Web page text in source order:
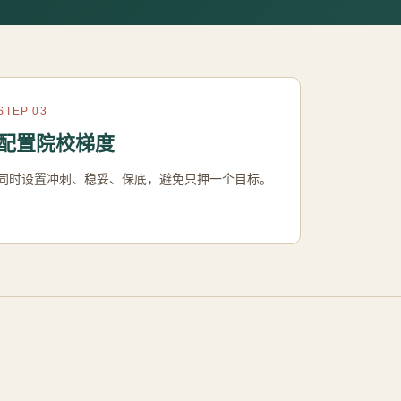
03
置院校梯度
时设置冲刺、稳妥、保底，避免只押一个目标。